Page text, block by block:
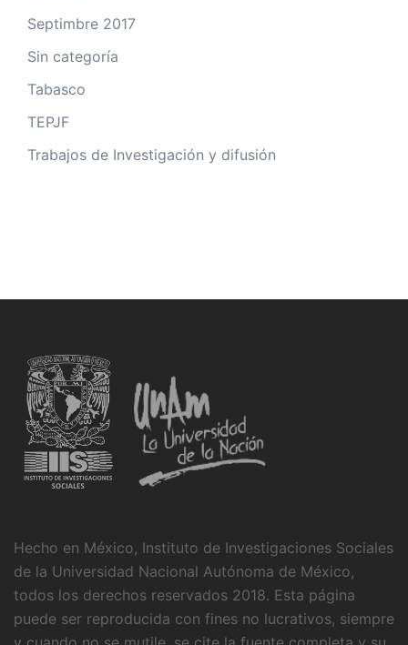
Septimbre 2017
Sin categoría
Tabasco
TEPJF
Trabajos de Investigación y difusión
Hecho en México, Instituto de Investigaciones Sociales
de la Universidad Nacional Autónoma de México,
todos los derechos reservados 2018. Esta página
puede ser reproducida con fines no lucrativos, siempre